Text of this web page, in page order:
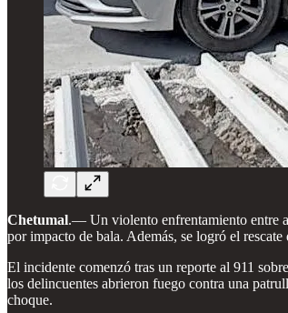
Chetumal.— Un violento enfrentamiento entre
por impacto de bala. Además, se logró el
El incidente comenzó tras un reporte al 911
los delincuentes abrieron fuego contra una
choque.